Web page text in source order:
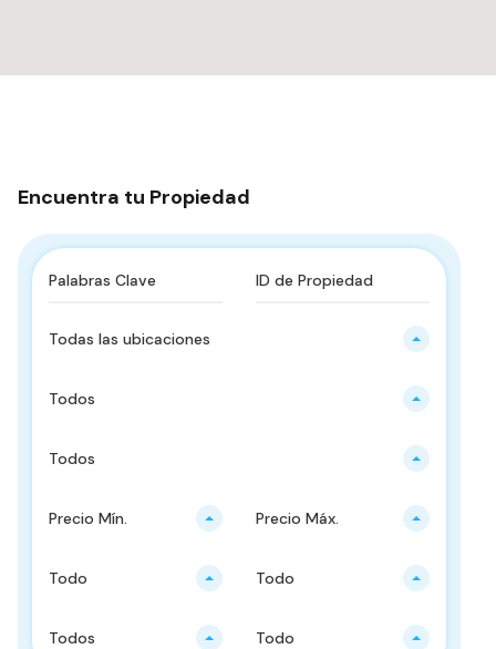
Encuentra tu Propiedad
Todas las ubicaciones
Todos
Todos
Precio Mín. Precio Máx.
Todo Todo
Todos Todo